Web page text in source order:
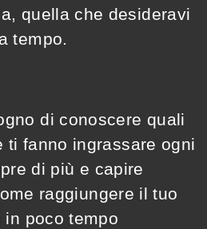
quella che desideravi
tempo.
di conoscere quali
ti fanno ingrassare ogni
di più e capire
raggiungere il tuo
in poco tempo